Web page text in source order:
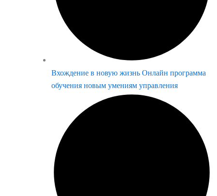
Вхождение в новую жизнь Онлайн программа
обучения новым умениям управления